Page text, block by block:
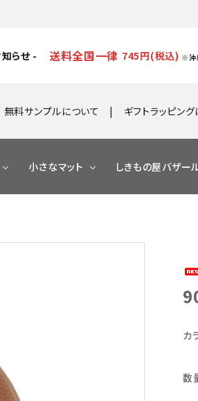
らせ - 送料全国一律 745円(税込) ※沖
無料サンプルについて ギフトラッピン
小さなマット しきもの屋バザー
カ
数